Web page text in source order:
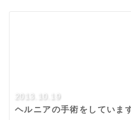
2013.10.19
ヘルニアの手術をしていま